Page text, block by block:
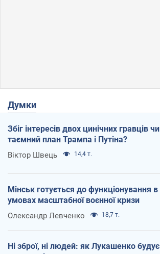
Думки
Збіг інтересів двох цинічних гравців чи
таємний план Трампа і Путіна?
Віктор Швець 14,4 т.
Мінськ готується до функціонування в
умовах масштабної воєнної кризи
Олександр Левченко 18,7 т.
Ні зброї, ні людей: як Лукашенко будує